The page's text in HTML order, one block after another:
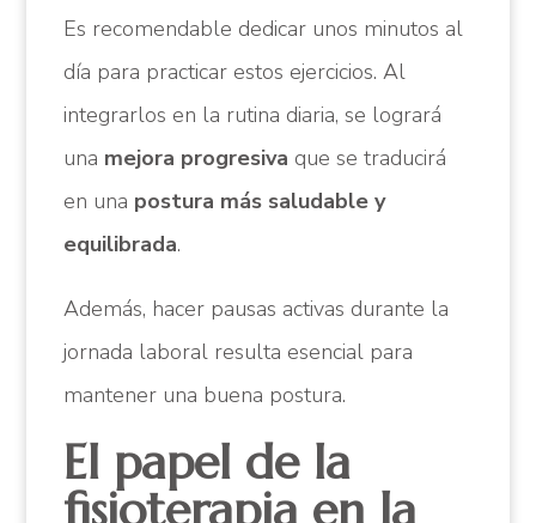
Es recomendable dedicar unos minutos al
día para practicar estos ejercicios. Al
integrarlos en la rutina diaria, se logrará
una mejora progresiva que se traducirá
en una postura más saludable y
equilibrada.
Además, hacer pausas activas durante la
jornada laboral resulta esencial para
mantener una buena postura.
El papel de la
fisioterapia en la